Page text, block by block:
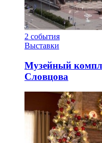
2 события
Выставки
Музейный
Словцова